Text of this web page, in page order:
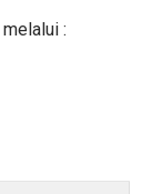
melalui :